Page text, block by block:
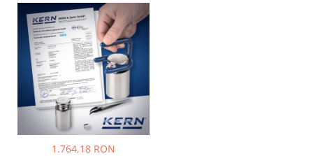
1.764,18 RON